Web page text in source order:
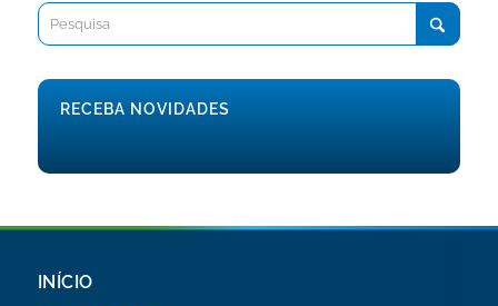
RECEBA NOVIDADES
INÍCIO